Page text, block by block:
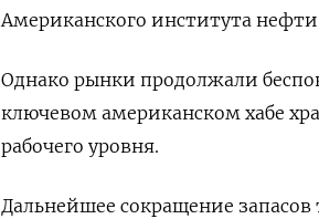
Американского института
Однако рынки продолжали
ключевом американском хабе
рабочего уровня.
Дальнейшее сокращение